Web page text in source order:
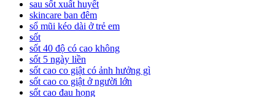
sau sốt xuất huyết
skincare ban đêm
sổ mũi kéo dài ở trẻ em
sốt
sốt 40 độ có cao không
sốt 5 ngày liền
sốt cao co giật có ảnh hưởng gì
sốt cao co giật ở người lớn
sốt cao đau họng